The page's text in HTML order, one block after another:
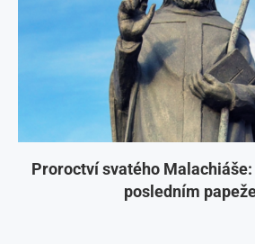
Proroctví svatého
posledním